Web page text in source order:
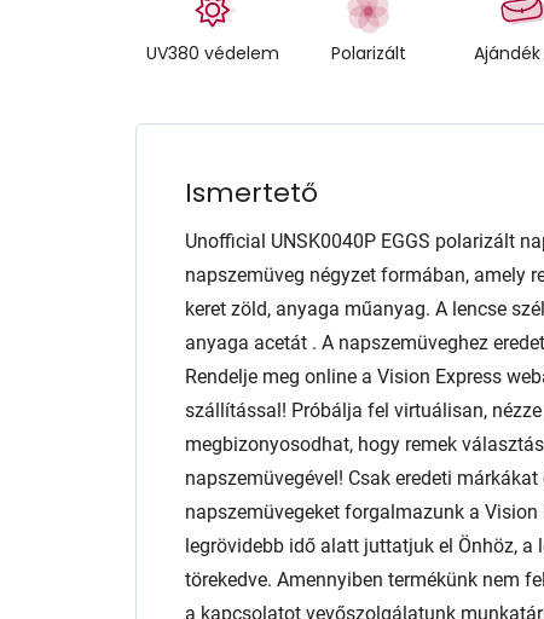
UV380 védelem Polarizált
Ismertető
Unofficial UNSK0040P EGGS polarizált
napszemüveg négyzet formában, amely
keret zöld, anyaga műanyag. A lencse
anyaga acetát . A napszemüveghez
Rendelje meg online a Vision Express
szállítással! Próbálja fel virtuálisan,
megbizonyosodhat, hogy remek
napszemüvegével! Csak eredeti
napszemüvegeket forgalmazunk a Vision
legrövidebb idő alatt juttatjuk el Önhöz, a
törekedve. Amennyiben termékünk nem
a kapcsolatot vevőszolgálatunk